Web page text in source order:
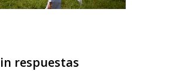
respuestas